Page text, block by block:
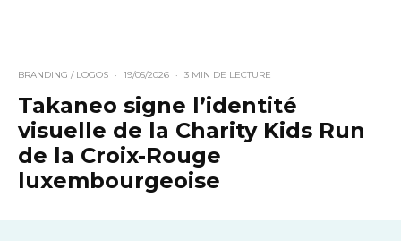
BRANDING / LOGOS · 19/05/2026 · 3 MIN DE LECTURE
Takaneo signe l’identité
visuelle de la Charity Kids Run
de la Croix-Rouge
luxembourgeoise